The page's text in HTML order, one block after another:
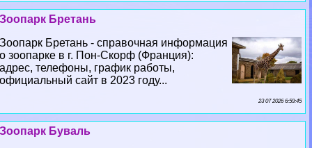
Зоопарк Бретань
Зоопарк Бретань - справочная информация
о зоопарке в г. Пон-Скорф (Франция):
адрес, телефоны, график работы,
официальный сайт в 2023 году...
23 07 2026 6:59:45
Зоопарк Буваль